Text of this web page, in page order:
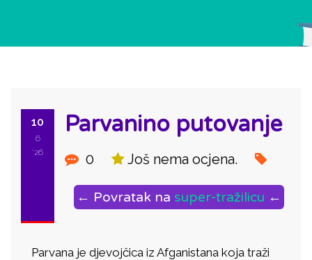
10
6
'26
Parvanino putovanje
0 Još nema ocjena.
← Povratak na super-tražilicu ←
Parvana je djevojčica iz Afganistana koja traži